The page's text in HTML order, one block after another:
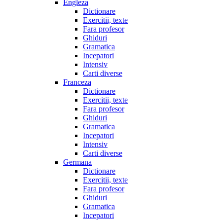
Engleza
Dictionare
Exercitii, texte
Fara profesor
Ghiduri
Gramatica
Incepatori
Intensiv
Carti diverse
Franceza
Dictionare
Exercitii, texte
Fara profesor
Ghiduri
Gramatica
Incepatori
Intensiv
Carti diverse
Germana
Dictionare
Exercitii, texte
Fara profesor
Ghiduri
Gramatica
Incepatori